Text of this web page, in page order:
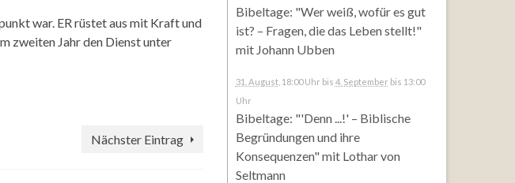
war. ER rüstet aus mit Kraft und
zweiten Jahr den Dienst unter
Nächster Eintrag
Bibeltage: "Wer weiß, wofür es gut
ist? – Fragen, die das Leben stellt!"
mit Johann Ubben
31. August, 18:00 Uhr bis 4. September bis 13:00
Uhr
Bibeltage: "'Denn ...!' – Biblische
Begründungen und ihre
Konsequenzen" mit Lothar von
Seltmann